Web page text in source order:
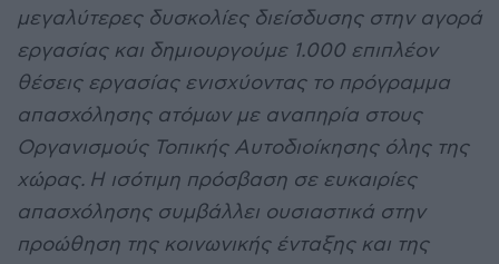
μεγαλύτερες δυσκολίες διείσδυσης στην αγορά
εργασίας και δημιουργούμε 1.000 επιπλέον
θέσεις εργασίας ενισχύοντας το πρόγραμμα
απασχόλησης ατόμων με αναπηρία στους
Οργανισμούς Τοπικής Αυτοδιοίκησης όλης της
χώρας. Η ισότιμη πρόσβαση σε ευκαιρίες
απασχόλησης συμβάλλει ουσιαστικά στην
προώθηση της κοινωνικής ένταξης και της